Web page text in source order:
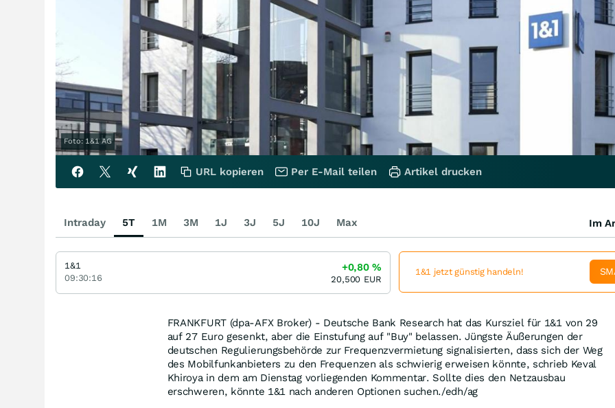
Foto: 1&1 AG
FRANKFURT (dpa-AFX Broker) - Deutsche Bank Research hat das Kursziel für 1&1 von 29
auf 27 Euro gesenkt, aber die Einstufung auf "Buy" belassen. Jüngste Äußerungen der
deutschen Regulierungsbehörde zur Frequenzvermietung signalisierten, dass sich der Weg
des Mobilfunkanbieters zu den Frequenzen als schwierig erweisen könnte, schrieb Keval
Khiroya in dem am Dienstag vorliegenden Kommentar. Sollte dies den Netzausbau
erschweren, könnte 1&1 nach anderen Optionen suchen./edh/ag
URL kopieren Per E-Mail teilen Artikel drucken
Intraday 5T 1M 3M 1J 3J 5J 10J Max Im
1&1
09:30:16
+0,80%
20,500 EUR
1&1 jetzt günstig handeln!